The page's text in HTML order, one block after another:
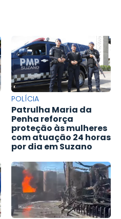
POLÍCIA
Patrulha Maria da
Penha reforça
proteção às mulheres
com atuação 24 horas
por dia em Suzano